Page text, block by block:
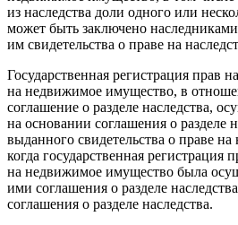
из наследства доли одного или
может быть заключено
им свидетельства о праве на
Государственная регистрация прав
на недвижимое имущество, в
соглашение о разделе наследства,
на основании соглашения о разделе
выданного свидетельства о праве на
когда государственная регистрация
на недвижимое имущество была
ими соглашения о разделе
соглашения о разделе наследства.